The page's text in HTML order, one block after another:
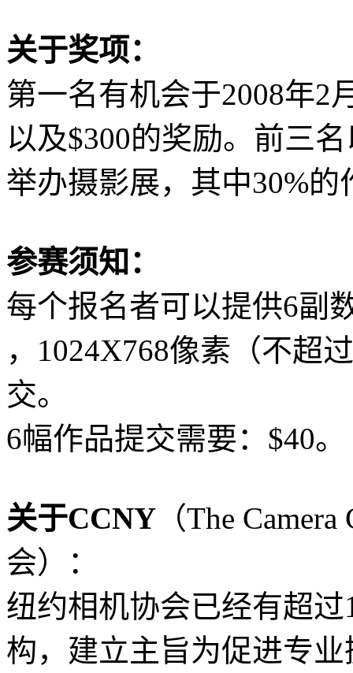
关于奖项：
第一名有机会于2008年2
以及$300的奖励。前三
举办摄影展，其中30%
参赛须知：
每个报名者可以提供6副
，1024X768像素（不超
交。
6幅作品提交需要：$40。
关于CCNY （The
会）：
纽约相机协会已经有超
构，建立主旨为促进专